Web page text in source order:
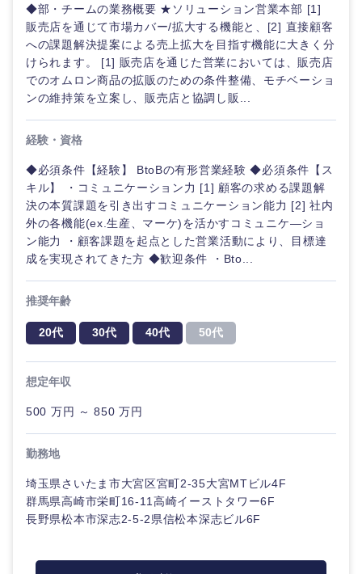
建設・施
工管理
事務職
その他
サービス
その他
甲信越・北陸
新潟県
石川県 福井県
山梨県
◆部・チームの業務概要 ★ソリューション営業本部 [1]
販売店を通じて市場カバー/拡大する機能と、[2] 直接顧客
への課題解決提案による売上拡大を目指す機能に大きく分
けられます。 [1] 販売店を通じた営業においては、販売店
でのオムロン商品の拡販のための条件整備、モチベーショ
ンの維持策を立案し、販売店と協調し販...
経験・資格
◆必須条件【経験】 BtoBの有形営業経験 ◆必須条件【ス
キル】 ・コミュニケーション力 [1] 顧客の求める課題解
決の本質課題を引き出すコミュニケーション能力 [2] 社内
外の各機能(ex.生産、マーケ)を活かすコミュニケ―ショ
ン能力 ・顧客課題を起点とした営業活動により、目標達
成を実現されてきた方 ◆歓迎条件 ・Bto...
推奨年齢
20代 30代 40代 50代
想定年収
500 万円 ～ 850 万円
勤務地
埼玉県さいたま市大宮区宮町2-35大宮MTビル4F
群馬県高崎市栄町16-11高崎イーストタワー6F
長野県松本市深志2-5-2県信松本深志ビル6F